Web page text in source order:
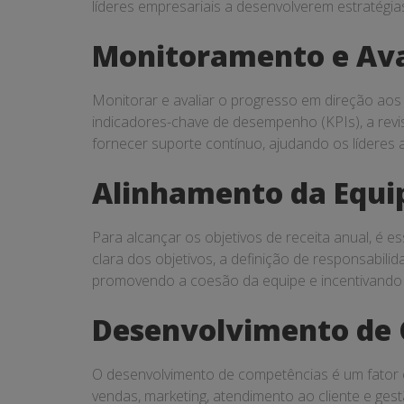
líderes empresariais a desenvolverem
Monitoramento e
Monitorar e avaliar o progresso em direção
indicadores-chave de desempenho (KPIs), a
fornecer suporte contínuo, ajudando os líderes
Alinhamento da
Para alcançar os objetivos de receita anual, é
clara dos objetivos, a definição de
promovendo a coesão da equipe e
Desenvolvimento de
O desenvolvimento de competências é um
vendas, marketing, atendimento ao cliente e